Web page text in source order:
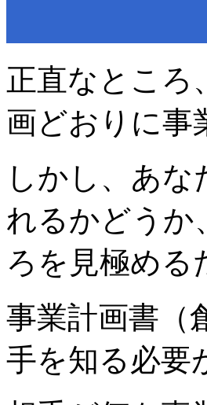
正直なところ
画どおりに事
しかし、あ
れるかどうか
ろを見極める
事業計画書（
手を知る必要